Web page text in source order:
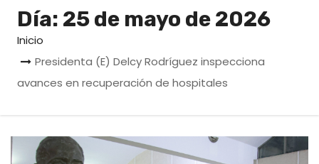
Día: 25 de mayo de 2026
Inicio
Presidenta (E) Delcy Rodríguez inspecciona
avances en recuperación de hospitales